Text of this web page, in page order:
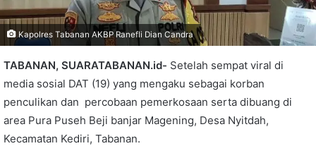
Kapolres Tabanan AKBP Ranefli Dian Candra
TABANAN, SUARATABANAN.id- Setelah sempat viral di
media sosial DAT (19) yang mengaku sebagai korban
penculikan dan percobaan pemerkosaan serta dibuang di
area Pura Puseh Beji banjar Magening, Desa Nyitdah,
Kecamatan Kediri, Tabanan.